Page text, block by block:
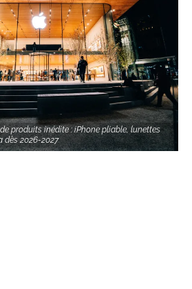
produits inédite : iPhone pliable, lunettes
dès 2026-2027